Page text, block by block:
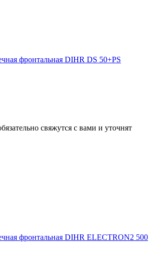
фронтальная DIHR DS 50+PS
свяжутся с вами и уточнят
фронтальная DIHR ELECTRON2 500